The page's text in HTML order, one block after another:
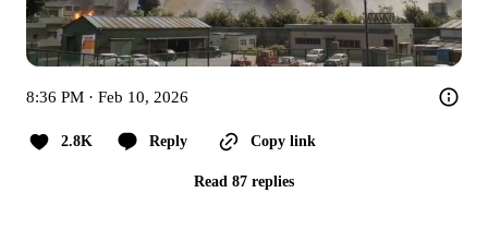
8:36 PM · Feb 10, 2026
2.8K Reply Copy link
Read 87 replies